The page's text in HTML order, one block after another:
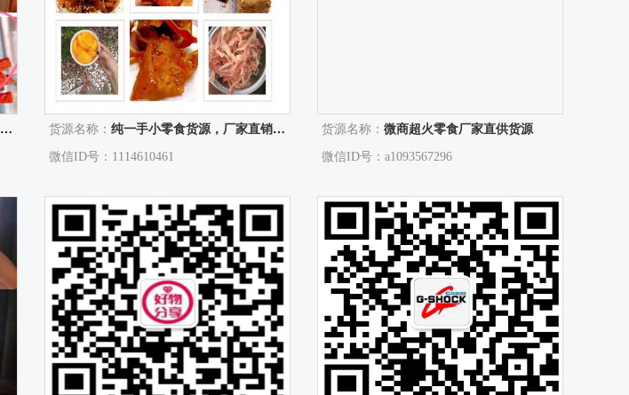
货源名称： 纯一手小零食货源，厂家直销，种类齐全
微信ID号：1114610461
货源名称： 微商超火零食厂家直供货源
微信ID号：a1093567296